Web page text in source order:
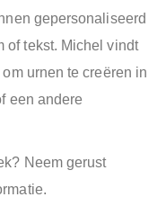
gepersonaliseerd
of tekst. Michel vindt
urnen te creëren in
een andere
Neem gerust